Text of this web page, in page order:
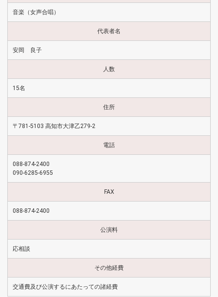
音楽（女声合唱）
代表者名
安岡 良子
人数
15名
住所
〒781-5103 高知市大津乙279-2
電話
088-874-2400
090-6285-6955
FAX
088-874-2400
公演料
応相談
その他経費
交通費及び公演するにあたっての諸経費